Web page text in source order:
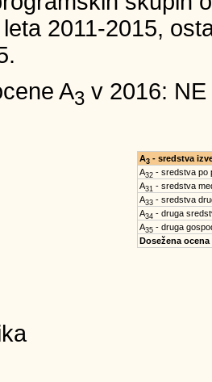
2011-2015,
A3 v 2016: NE
A3- sredstva
A32- sredstva po
A31 - sredstva
A33- sredstva
A34 - druga
A35- druga
Dosežena ocena